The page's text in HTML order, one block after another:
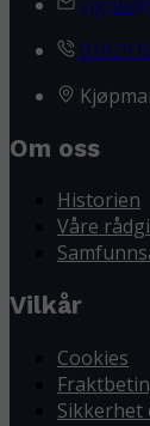
Om oss
Historien
Våre
Vilkår
Cookies
Sikkerhet